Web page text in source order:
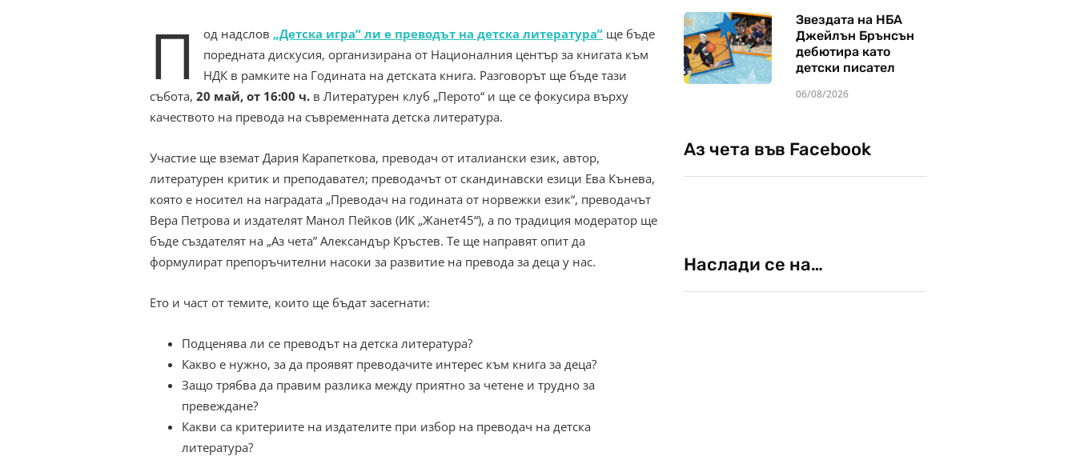
П од надслов „Детска игра“ ли е преводът на детска литература” ще бъде
поредната дискусия, организирана от Националния център за книгата към
НДК в рамките на Годината на детската книга. Разговорът ще бъде тази
събота, 20 май, от 16:00 ч. в Литературен клуб „Перото“ и ще се фокусира върху
качеството на превода на съвременната детска литература.
Участие ще вземат Дария Карапеткова, преводач от италиански език, автор,
литературен критик и преподавател; преводачът от скандинавски езици Ева Кънева,
която е носител на наградата „Преводач на годината от норвежки език“, преводачът
Вера Петрова и издателят Манол Пейков (ИК „Жанет45“), а по традиция модератор ще
бъде създателят на „Аз чета” Александър Кръстев. Те ще направят опит да
формулират препоръчителни насоки за развитие на превода за деца у нас.
Ето и част от темите, които ще бъдат засегнати:
Подценява ли се преводът на детска литература?
Какво е нужно, за да проявят преводачите интерес към книга за деца?
Защо трябва да правим разлика между приятно за четене и трудно за
превеждане?
Какви са критериите на издателите при избор на преводач на детска
литература?
Звездата на НБА
Джейлън Брънсън
дебютира като
детски писател
06/08/2026
Аз чета във Facebook
Наслади се на…